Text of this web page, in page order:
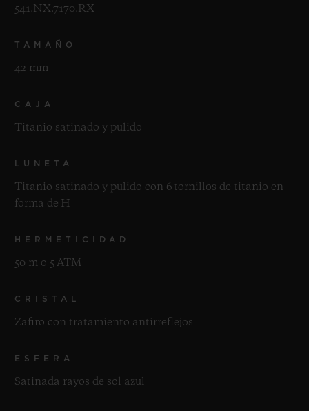
541.NX.7170.RX
TAMAÑO
42 mm
CAJA
Titanio satinado y pulido
LUNETA
Titanio satinado y pulido con 6 tornillos de titanio en
forma de H
HERMETICIDAD
50 m o 5 ATM
CRISTAL
Zafiro con tratamiento antirreflejos
ESFERA
Satinada rayos de sol azul